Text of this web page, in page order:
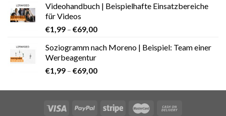
Videohandbuch | Beispielhafte Einsatzbereiche
für Videos
€1,99 – €69,00
Soziogramm nach Moreno | Beispiel: Team einer
Werbeagentur
€1,99 – €69,00